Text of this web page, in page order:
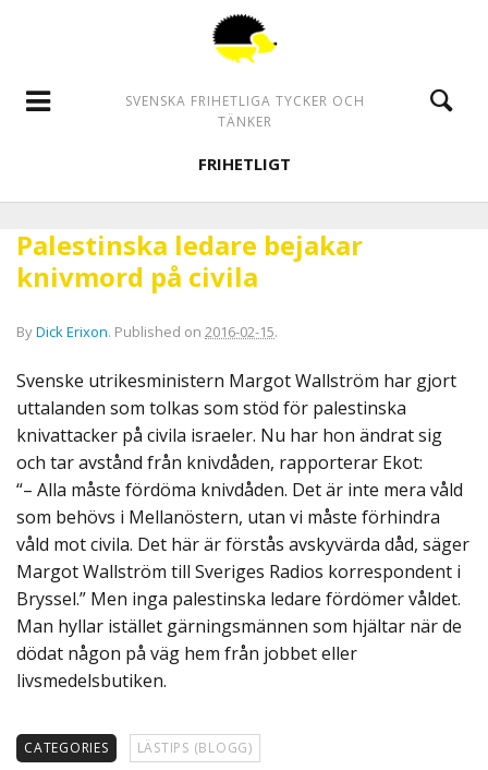
SVENSKA FRIHETLIGA TYCKER OCH
TÄNKER
FRIHETLIGT
Palestinska ledare bejakar
knivmord på civila
ByDick Erixon. Published on 2016-02-15.
Svenske utrikesministern Margot Wallström har gjort
uttalanden som tolkas som stöd för palestinska
knivattacker på civila israeler. Nu har hon ändrat sig
och tar avstånd från knivdåden, rapporterar Ekot:
“– Alla måste fördöma knivdåden. Det är inte mera våld
som behövs i Mellanöstern, utan vi måste förhindra
våld mot civila. Det här är förstås avskyvärda dåd, säger
Margot Wallström till Sveriges Radios korrespondent i
Bryssel.” Men inga palestinska ledare fördömer våldet.
Man hyllar istället gärningsmännen som hjältar när de
dödat någon på väg hem från jobbet eller
livsmedelsbutiken.
CATEGORIES LÄSTIPS (BLOGG)